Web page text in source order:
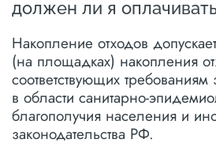
должен ли я
Накопление отходов
(на площадках) накопления
соответствующих требованиям
в области санитарно-
благополучия населения и
законодательства РФ.